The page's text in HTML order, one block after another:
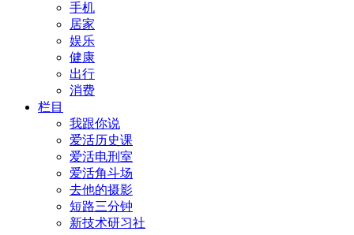
手机
居家
娱乐
健康
出行
消费
栏目
我跟你说
爱活历史课
爱活电刑室
爱活角斗场
去他的摄影
短路三分钟
新技术研习社